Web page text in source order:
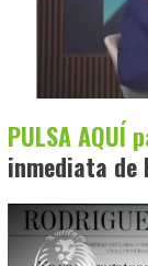
PULSA AQUÍ
inmediata de